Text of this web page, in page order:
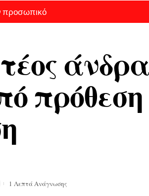
προσωπικό
πρόθεση
1 Λεπτά Ανάγνωσης